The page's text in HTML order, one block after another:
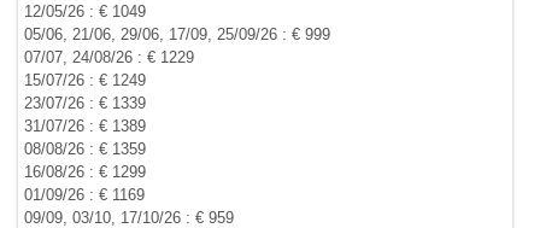
12/05/26 : € 1049
05/06, 21/06, 29/06, 17/09, 25/09/26 : € 999
07/07, 24/08/26 : € 1229
15/07/26 : € 1249
23/07/26 : € 1339
31/07/26 : € 1389
08/08/26 : € 1359
16/08/26 : € 1299
01/09/26 : € 1169
09/09, 03/10, 17/10/26 : € 959